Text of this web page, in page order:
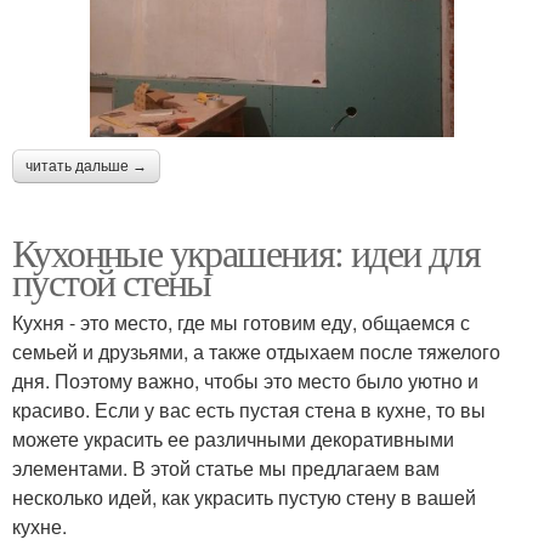
читать дальше →
Кухонные украшения: идеи для
пустой стены
Кухня - это место, где мы готовим еду, общаемся с
семьей и друзьями, а также отдыхаем после тяжелого
дня. Поэтому важно, чтобы это место было уютно и
красиво. Если у вас есть пустая стена в кухне, то вы
можете украсить ее различными декоративными
элементами. В этой статье мы предлагаем вам
несколько идей, как украсить пустую стену в вашей
кухне.